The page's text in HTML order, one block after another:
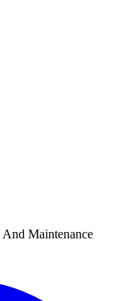
Maintenance